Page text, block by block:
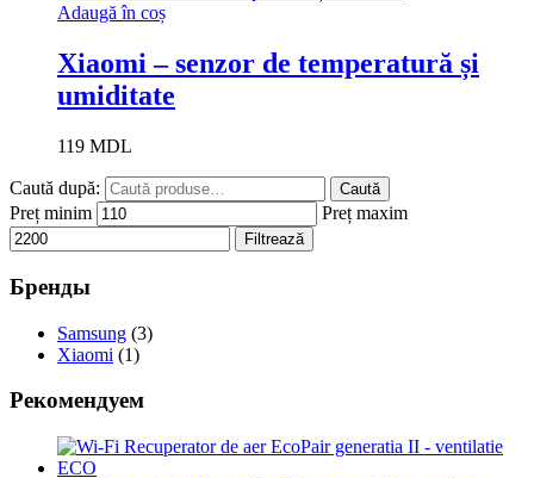
Adaugă în coș
Xiaomi – senzor de temperatură și
umiditate
119 MDL
Caută după: Caută
Preț minim Preț maxim
Filtrează
Бренды
Samsung (3)
Xiaomi (1)
Рекомендуем